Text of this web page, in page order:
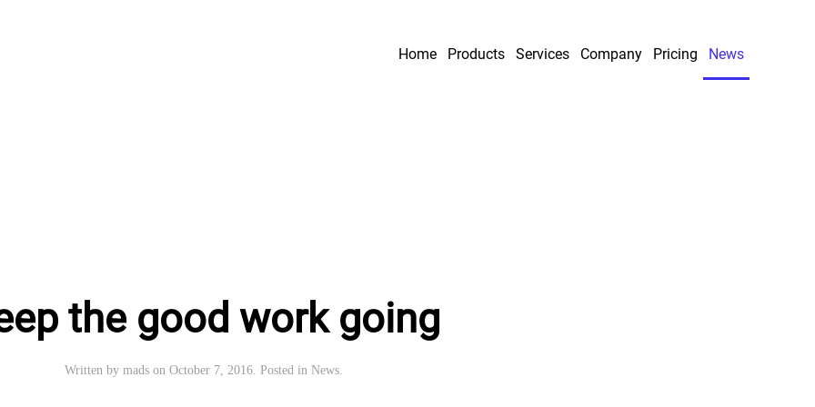
Home Products Services Company Pricing
News
the good work going
Written by mads on October 7, 2016. Posted in News.